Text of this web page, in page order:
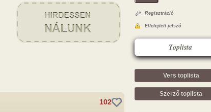
102
Regisztráció
Elfelejtett jelszó
Toplista
Vers toplista
Szerző toplista